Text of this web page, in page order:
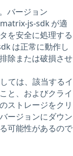
バージョン
js-sdk が適
を安全に処理する
は正常に動作し
除または破損させ
ては、該当するイ
と、およびクライ
ストレージをクリ
ージョンにダウン
可能性があるので